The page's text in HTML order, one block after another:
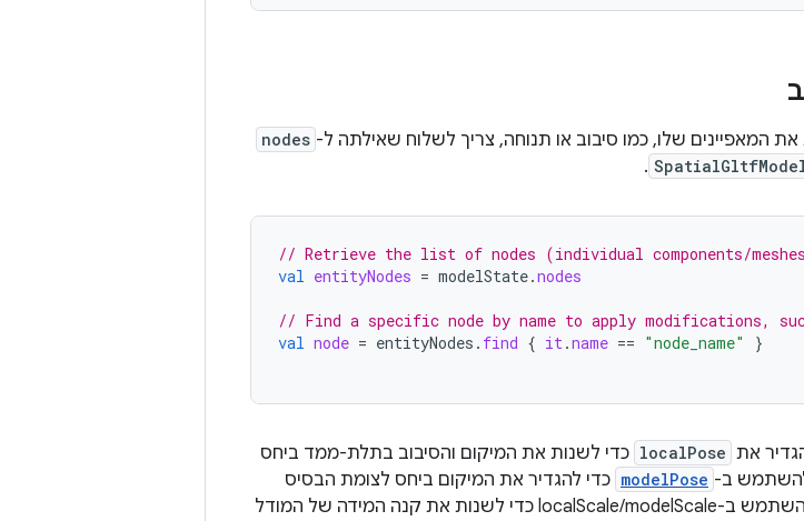
המאפיינים שלו, כמו סיבוב או תנוחה, צריך לשלוח שאילתה ל- nodes
.
// Retrieve the list of nodes (individual components/
val entityNodes = modelState.nodes
// Find a specific node by name to apply modifications,
val node = entityNodes . find { it.name == "node_name"
}
את localPose כדי לשנות את המיקום והסיבוב בתלת-ממד ביחס
ב- modelPose כדי להגדיר את המיקום ביחס לצומת הבסיס
. באופן דומה, אפשר להשתמש ב-localScale/modelScale כדי לשנות את קנה המידה של המודל